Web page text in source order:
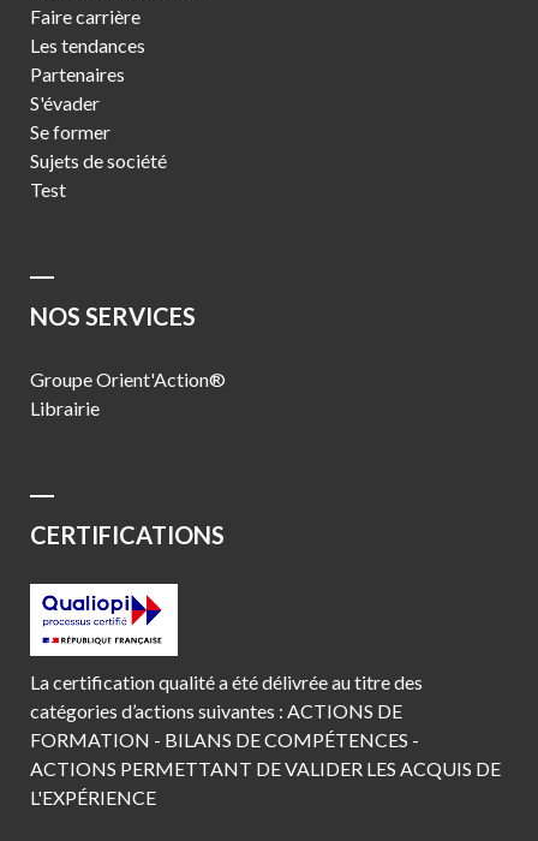
Faire carrière
Les tendances
Partenaires
S'évader
Se former
Sujets de société
Test
NOS SERVICES
Groupe Orient'Action®
Librairie
CERTIFICATIONS
La certification qualité a été délivrée au titre des
catégories d’actions suivantes : ACTIONS DE
FORMATION - BILANS DE COMPÉTENCES -
ACTIONS PERMETTANT DE VALIDER LES ACQUIS DE
L'EXPÉRIENCE